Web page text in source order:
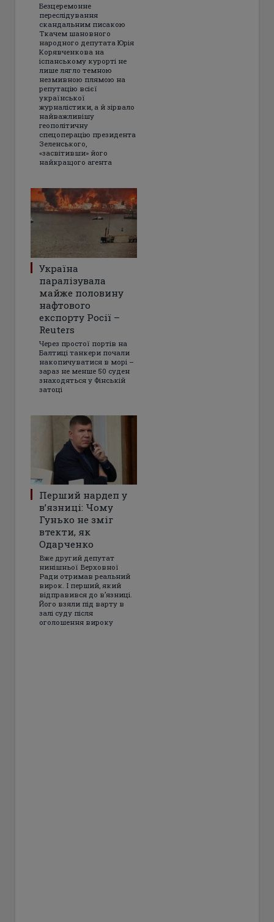
Безцеремонне
переслідування
скандальним писакою
Ткачем шановного
народного депутата Юрія
Корявченкова на
іспанському курорті не
лише лягло темною
незмивною плямою на
репутацію всієї
української
журналістики, а й зірвало
найважливішу
геополітичну
спецоперацію президента
Зеленського,
«засвітивши» його
найкращого агента
Україна
паралізувала
майже половину
нафтового
експорту Росії –
Reuters
Через простої портів на
Балтиці танкери почали
накопичуватися в морі –
зараз не менше 50 суден
знаходяться у Фінській
затоці
Перший нардеп у
в’язниці: Чому
Гунько не зміг
втекти, як
Одарченко
Вже другий депутат
нинішньої Верховної
Ради отримав реальний
вирок. І перший, який
відправився до в’язниці.
Його взяли під варту в
залі суду після
оголошення вироку